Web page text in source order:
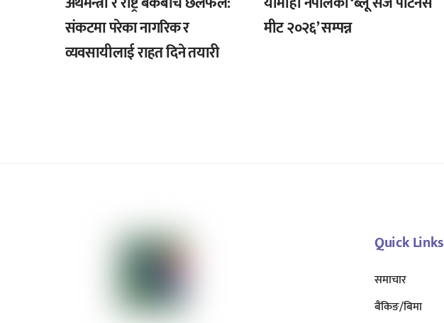
संकटमा परेका नागरिक र
व्यवसायीलाई राहत दिने तयारी
मीट २०२६’ सम्पन्न
Quick Links
समाचार
बैंकिङ/बिमा